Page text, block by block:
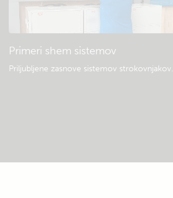
Primeri shem sistemov
Priljubljene zasnove sistemov strokovnjakov.